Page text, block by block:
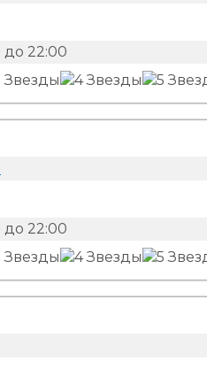
до 22:00
до 22:00